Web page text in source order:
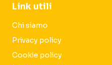
Link utili
Chi siamo
Privacy policy
Cookie policy